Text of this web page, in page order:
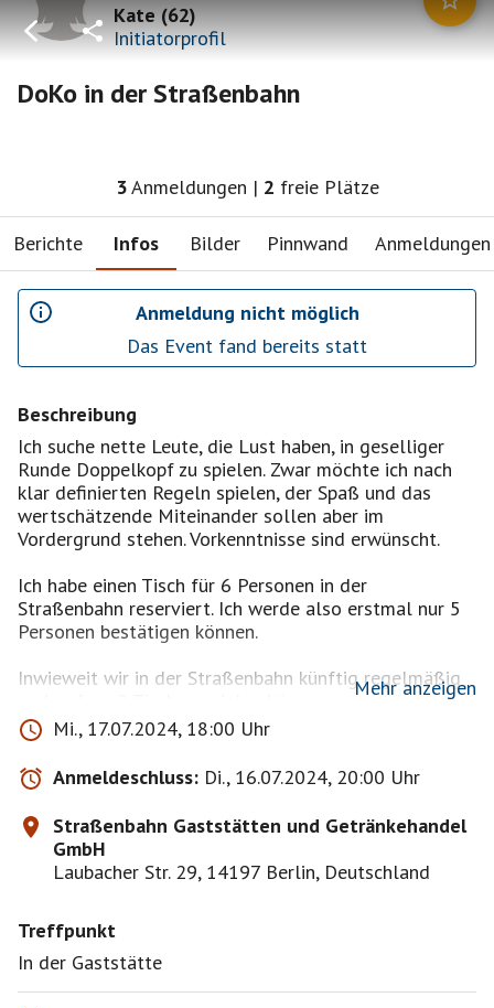
Kate(62)
Initiatorprofil
DoKo in der Straßenbahn
3Anmeldungen | 2 freie Plätze
Berichte Infos Bilder Pinnwand Anmeldungen
Anmeldung nicht möglich
Das Event fand bereits statt
Beschreibung
Ich suche nette Leute, die Lust haben, in geselliger
Runde Doppelkopf zu spielen. Zwar möchte ich nach
klar definierten Regeln spielen, der Spaß und das
wertschätzende Miteinander sollen aber im
Vordergrund stehen. Vorkenntnisse sind erwünscht.
Ich habe einen Tisch für 6 Personen in der
Straßenbahn reserviert. Ich werde also erstmal nur 5
Personen bestätigen können.
Inwieweit wir in der Straßenbahn künftig regelmäßig
und ggf. an 2 Tischen spielen können, muss ich dann
noch klären. Andere Locations im Berliner Westen
(Wilmersdorf, Schöneberg, Charlottenburg) sind schon
identifiziert und wären künftig denkbar. Mir schwebt
perspektivisch ein wöchentliches Event vor.
Ich behalte mir vor, nach Lust und Laune zu bestätigen
und nicht zwingend nach Reihenfolge und bitte
diesbezüglich um Verständnis.
Mehr anzeigen
Mi., 17.07.2024, 18:00 Uhr
Anmeldeschluss: Di., 16.07.2024, 20:00 Uhr
Straßenbahn Gaststätten und Getränkehandel
GmbH
Laubacher Str. 29, 14197 Berlin, Deutschland
Treffpunkt
In der Gaststätte